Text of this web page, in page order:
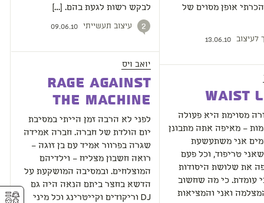
אופן מסוים של
לעיצוב 13.06.10
Waist
מסוימת היא פעולה
– מאיפה אתה מתבונן
אני משתעשעת
טריפוד, וכל פעם
את שלושת היסודות
עומדת. כי מה שחשוב
ואני והמציאות
לבקש רשות לגעת בהם. […]
2 עיצוב תעשייתי 09.06.10
יואב ויס
Rage Against
the Machine
לפני לא הרבה זמן הייתי במסיבת
יום הולדת של חברה. חברה אמידה
שגרה בפרוור אמיד עם בן זוגה –
רואה חשבון מצליח – וילדיהם
המוצלחים. ובמסיבה המושקעת על
הדשא בחצר ביתם הנאה היה גם
DJ וריקודים וקייטרינג וכל מיני
⚥︎